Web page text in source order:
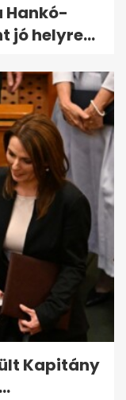
Hankó-
jó helyre...
Kapitány